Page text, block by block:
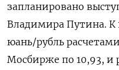
запланировано
Владимира Путина. К
юань/рубль
Мосбирже по 10,93, и